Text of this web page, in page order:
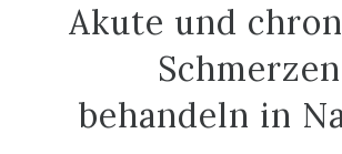
Akute und
Schmerzen
behandeln in